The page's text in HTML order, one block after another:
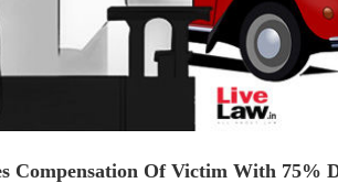
Compensation Of Victim With 75%